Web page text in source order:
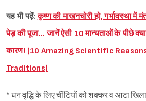
यह भी पढ़ें:कृष्ण की माखनचोरी हो, गर्भावस्था में
पेड़ की पूजा… जानें ऐसी 10 मान्यताओं के पीछे
कारण! (10 Amazing Scientific
Traditions)
* धन वृद्धि के लिए चींटियों को शक्कर व आटा